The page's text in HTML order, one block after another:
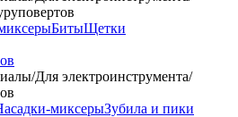
БитыЩетки
/Для электроинструмента/
миксерыЗубила и пики